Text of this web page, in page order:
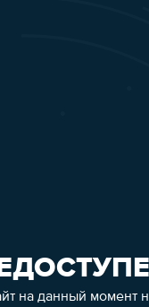
на данный момент